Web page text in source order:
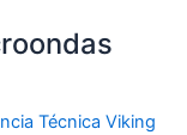
Técnica Viking